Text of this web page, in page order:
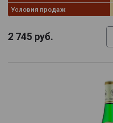
Условия продаж
2 745 руб.